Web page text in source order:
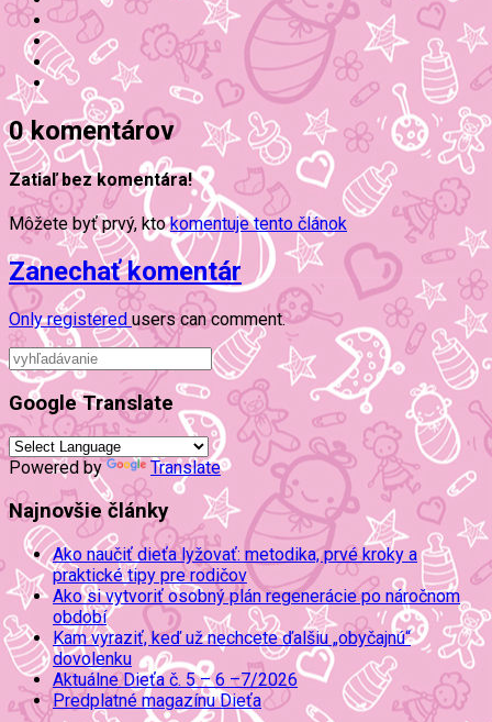
0 komentárov
Zatiaľ bez komentára!
Môžete byť prvý, ktokomentuje tento článok
Zanechať komentár
Onlyregistered users can comment.
Google Translate
Powered by Translate
Najnovšie články
Ako naučiť dieťa lyžovať: metodika, prvé kroky a
praktické tipy pre rodičov
Ako si vytvoriť osobný plán regenerácie po náročnom
období
Kam vyraziť, keď už nechcete ďalšiu „obyčajnú“
dovolenku
Aktuálne Dieťa č. 5 – 6 –7/2026
Predplatné magazínu Dieťa